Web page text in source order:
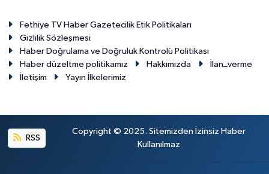
Fethiye TV Haber Gazetecilik Etik Politikaları
Gizlilik Sözleşmesi
Haber Doğrulama ve Doğruluk Kontrolü Politikası
Haber düzeltme politikamız
Hakkımızda
İlan_verme
İletişim
Yayın İlkelerimiz
RSS
Copyright © 2025. Sitemizden İzinsiz Haber
Kullanılmaz